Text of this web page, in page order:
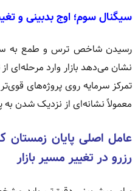
سیگنال سوم؛ اوج بدبینی و
نشان می‌دهد بازار وارد
تمرکز سرمایه روی پروژه‌های
معمولاً نشانه‌ای از نزدیک شدن به
عامل اصلی پایان
رزرو در تغییر مسیر بازار